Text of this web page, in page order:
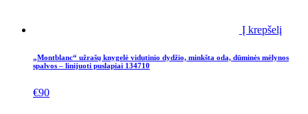
Į krepšelį
„Montblanc“ užrašų knygelė vidutinio dydžio, minkšta oda, dūminės mėlynos
spalvos – linijuoti puslapiai 134710
€90